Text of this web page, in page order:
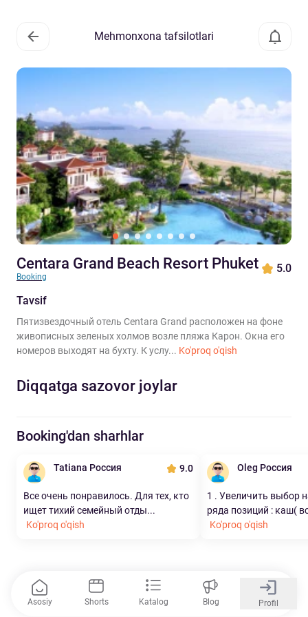
Mehmonxona tafsilotlari
Centara Grand Beach Resort Phuket
Booking
5.0
Tavsif
Пятизвездочный отель Centara Grand расположен на фоне
живописных зеленых холмов возле пляжа Карон. Окна его
номеров выходят на бухту. К услу... Ko'proq o'qish
Diqqatga sazovor joylar
Booking'dan sharhlar
Tatiana Россия 9.0
Все очень понравилось. Для тех, кто
ищет тихий семейный отды...
Ko'proq o'qish
Oleg Россия
1 . Увеличить выбор
ряда позиций : каш(
Ko'proq o'qish
Asosiy Shorts Katalog Blog Profil